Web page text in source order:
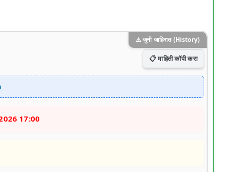
⚠️ जुनी जाहिरात (History)
📋 माहिती कॉपी करा
17:00